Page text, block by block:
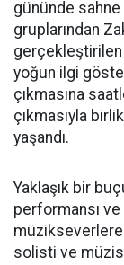
gününde sahne
gruplarından
yoğun ilgi
çıkmasına
çıkmasıyla
yaşandı.
Yaklaşık bir
performansı ve
müzikseverlere
solisti ve